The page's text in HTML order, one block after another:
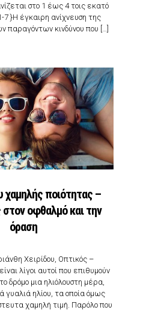
στο 1 έως 4 τοις εκατό
7 }Η έγκαιρη ανίχνευση της
παραγόντων κινδύνου που […]
χαμηλής ποιότητας –
οφθαλμό και την
όραση
Χειρίδου, Οπτικός –
λίγοι αυτοί που επιθυμούν
δρόμο μια ηλιόλουστη μέρα,
ηλίου, τα οποία όμως
χαμηλή τιμή. Παρόλο που